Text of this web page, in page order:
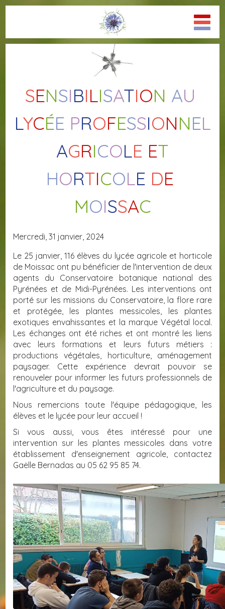
SENSIBILISATION AU
LYCÉE PROFESSIONNEL
AGRICOLE ET
HORTICOLE DE
MOISSAC
Mercredi, 31 janvier, 2024
Le 25 janvier, 116 élèves du lycée agricole et horticole
de Moissac ont pu bénéficier de l'intervention de deux
agents du Conservatoire botanique national des
Pyrénées et de Midi-Pyrénées. Les interventions ont
porté sur les missions du Conservatoire, la flore rare
et protégée, les plantes messicoles, les plantes
exotiques envahissantes et la marque Végétal local.
Les échanges ont été riches et ont montré les liens
avec leurs formations et leurs futurs métiers :
productions végétales, horticulture, aménagement
paysager. Cette expérience devrait pouvoir se
renouveler pour informer les futurs professionnels de
l'agriculture et du paysage.
Nous remercions toute l'équipe pédagogique, les
élèves et le lycée pour leur accueil !
Si vous aussi, vous êtes intéressé pour une
intervention sur les plantes messicoles dans votre
établissement d'enseignement agricole, contactez
Gaëlle Bernadas au 05 62 95 85 74.